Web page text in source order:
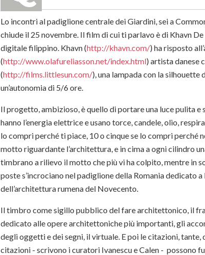
Lo incontri al padiglione centrale dei Giardini, sei a
chiude il 25 novembre. Il film di cui ti parlavo è di Khavn
digitale filippino. Khavn (http://khavn.com/) ha risposto
(http://www.olafureliasson.net/index.html) artista danese
(http://films.littlesun.com/), una lampada con la silhouette
un’autonomia di 5/6 ore.
Il progetto, ambizioso, è quello di portare una luce pulita e
hanno l’energia elettrice e usano torce, candele, olio,
lo compri perché ti piace, 10 o cinque se lo compri perché
motto riguardante l’architettura, e in cima a ogni cilindro
timbrano a rilievo il motto che più vi ha colpito, mentre in
poste s’incrociano nel padiglione della Romania dedicato
dell’architettura rumena del Novecento.
Il timbro come sigillo pubblico del fare architettonico, il
dedicato alle opere architettoniche più importanti, gli
degli oggetti e dei segni, il virtuale. E poi le citazioni, tante,
citazioni - scrivono i curatori Ivanescu e Calen - possono